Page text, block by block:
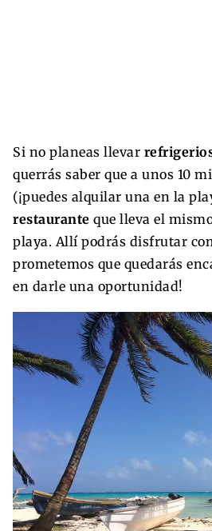
Si no planeas llevar
querrás saber que a unos 10
(¡puedes alquilar una en la
restaurante que lleva el
playa. Allí podrás disfrutar
prometemos que quedarás
en darle una oportunidad!